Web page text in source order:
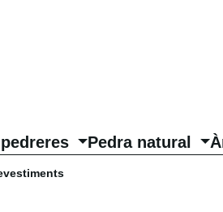
Pedra natural